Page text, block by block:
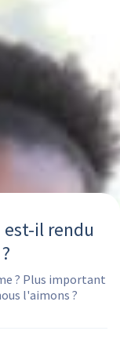
il rendu
? Plus important
l'aimons ?